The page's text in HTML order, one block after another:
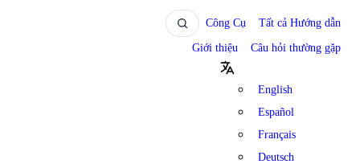
Công Cụ Tất cả Hướng dẫn
Giới thiệu Câu hỏi thường gặp
English
Español
Français
Deutsch